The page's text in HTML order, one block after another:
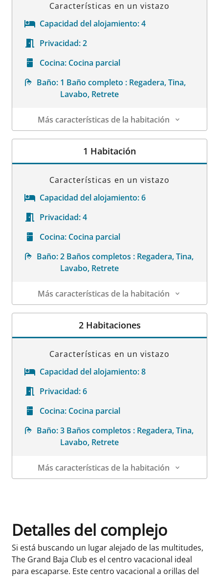
Características en un vistazo
Capacidad del alojamiento:4
Privacidad:2
Cocina: Cocina parcial
Baño: 1 Baño completo : Regadera, Tina,
Lavabo, Retrete
Más características de la habitación
Datos de la habitación
1 Habitación
Características en un vistazo
Capacidad del alojamiento:6
Privacidad:4
Cocina: Cocina parcial
Baño: 2 Baños completos : Regadera, Tina,
Lavabo, Retrete
Más características de la habitación
Datos de la habitación
2 Habitaciones
Características en un vistazo
Capacidad del alojamiento:8
Privacidad:6
Cocina: Cocina parcial
Baño: 3 Baños completos : Regadera, Tina,
Lavabo, Retrete
Más características de la habitación
Detalles del complejo
Si está buscando un lugar alejado de las multitudes,
The Grand Baja Club es el centro vacacional ideal
para escaparse. Este centro vacacional a orillas del